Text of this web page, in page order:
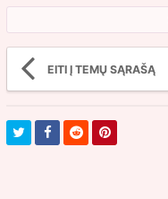
EITI Į TEMŲ SĄRAŠĄ